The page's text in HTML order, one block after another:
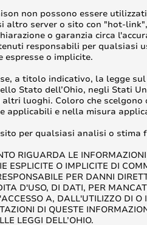
non possono essere
server o sito con "hot-
o garanzia circa
responsabili per qualsiasi
espresse o implicite.
a titolo indicativo, la legge
Stato dell’Ohio, negli Stati
luoghi. Coloro che
applicabili e nella misura
per qualsiasi analisi o stima
RIGUARDA LE
ESPLICITE O IMPLICITE DI
PER DANNI
D'USO, DI DATI, PER
A, DALL'UTILIZZO DI
DI QUESTE
LEGGI DELL’OHIO.